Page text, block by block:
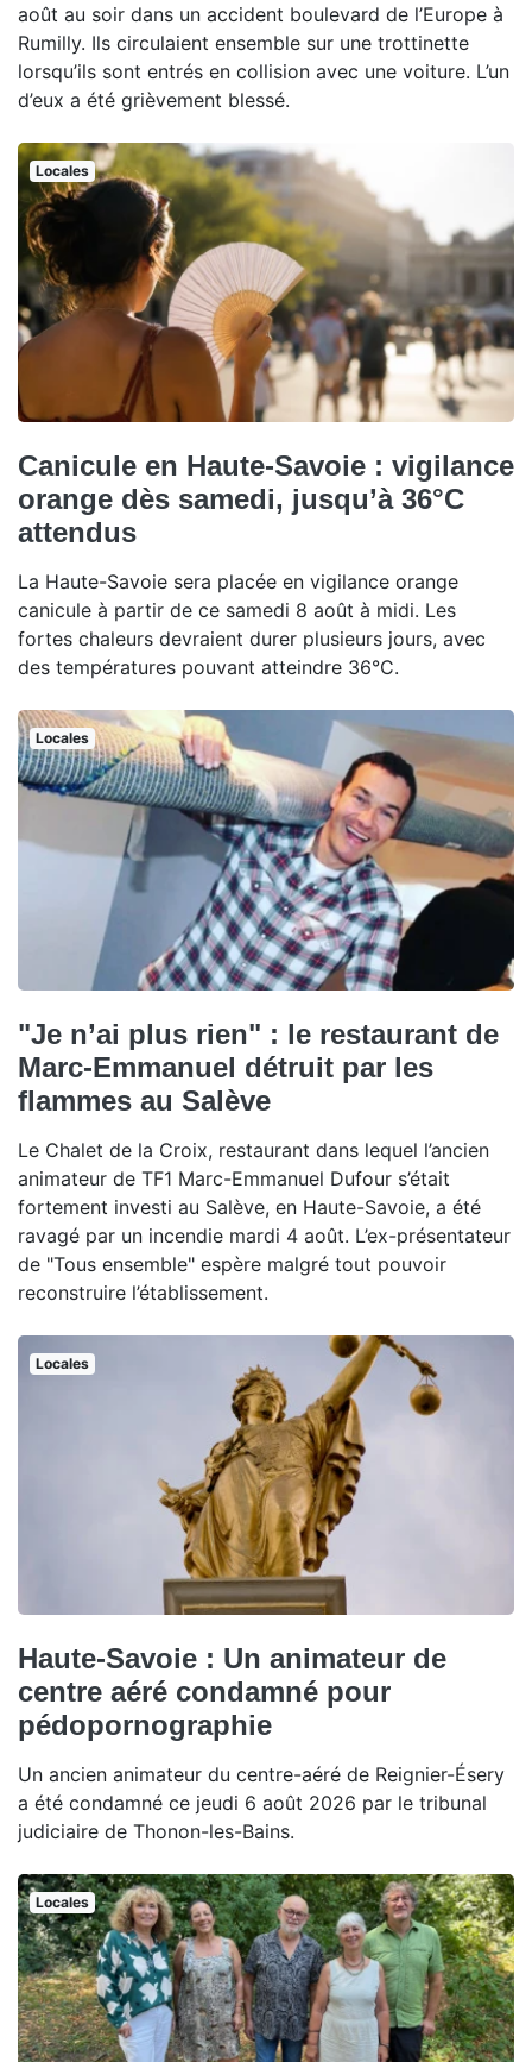
août au soir dans un accident boulevard de l’Europe à
Rumilly. Ils circulaient ensemble sur une trottinette
lorsqu’ils sont entrés en collision avec une voiture. L’un
d’eux a été grièvement blessé.
Locales
Canicule en Haute-Savoie : vigilance
orange dès samedi, jusqu’à 36°C
attendus
La Haute-Savoie sera placée en vigilance orange
canicule à partir de ce samedi 8 août à midi. Les
fortes chaleurs devraient durer plusieurs jours, avec
des températures pouvant atteindre 36°C.
Locales
"Je n’ai plus rien" : le restaurant de
Marc-Emmanuel détruit par les
flammes au Salève
Le Chalet de la Croix, restaurant dans lequel l’ancien
animateur de TF1 Marc-Emmanuel Dufour s’était
fortement investi au Salève, en Haute-Savoie, a été
ravagé par un incendie mardi 4 août. L’ex-présentateur
de "Tous ensemble" espère malgré tout pouvoir
reconstruire l’établissement.
Locales
Haute-Savoie : Un animateur de
centre aéré condamné pour
pédopornographie
Un ancien animateur du centre-aéré de Reignier-Ésery
a été condamné ce jeudi 6 août 2026 par le tribunal
judiciaire de Thonon-les-Bains.
Locales